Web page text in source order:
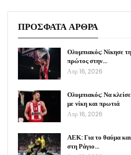
ΠΡΟΣΦΑΤΑ ΑΡΘΡΑ
Ολυμπιακός: Νίκησε
πρώτος στην…
Απρ 16, 2026
Ολυμπιακός: Να
με νίκη και πρωτιά
Απρ 16, 2026
ΑΕΚ: Για το θαύμα
στη Ράγιο…